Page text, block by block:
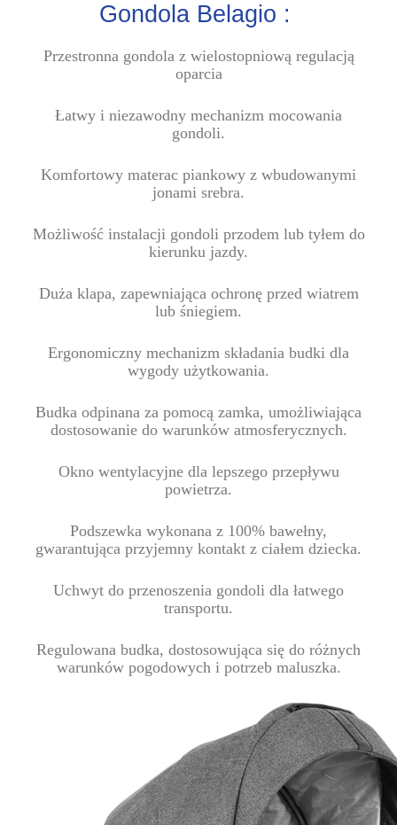
Gondola Belagio :
Przestronna gondola z wielostopniową regulacją
oparcia
Łatwy i niezawodny mechanizm mocowania
gondoli.
Komfortowy materac piankowy z wbudowanymi
jonami srebra.
Możliwość instalacji gondoli przodem lub tyłem do
kierunku jazdy.
Duża klapa, zapewniająca ochronę przed wiatrem
lub śniegiem.
Ergonomiczny mechanizm składania budki dla
wygody użytkowania.
Budka odpinana za pomocą zamka, umożliwiająca
dostosowanie do warunków atmosferycznych.
Okno wentylacyjne dla lepszego przepływu
powietrza.
Podszewka wykonana z 100% bawełny,
gwarantująca przyjemny kontakt z ciałem dziecka.
Uchwyt do przenoszenia gondoli dla łatwego
transportu.
Regulowana budka, dostosowująca się do różnych
warunków pogodowych i potrzeb maluszka.